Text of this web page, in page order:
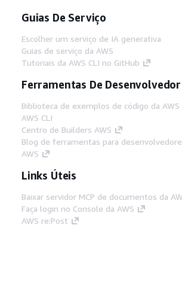
Guias De Serviço
Escolher um serviço de IA generativa
Guias de serviço da AWS
Tutoriais da AWS CLI no GitHub
Ferramentas De Desenvolvedor
Biblioteca de exemplos de código da AWS
AWS CLI
Centro de Builders AWS
Blog de ferramentas para
AWS
Links Úteis
Baixar servidor MCP de documentos da
Faça login no Console da AWS
AWS re:Post